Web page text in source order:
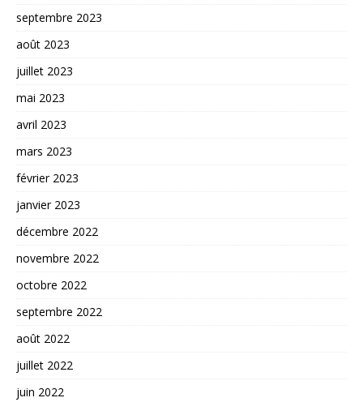
septembre 2023
août 2023
juillet 2023
mai 2023
avril 2023
mars 2023
février 2023
janvier 2023
décembre 2022
novembre 2022
octobre 2022
septembre 2022
août 2022
juillet 2022
juin 2022